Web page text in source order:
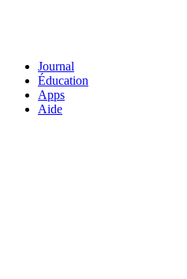
Journal
Éducation
Apps
Aide